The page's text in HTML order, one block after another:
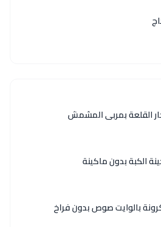
القلعة بمربى المشمش
الكبة بدون ماكينة
بالوايت صوص بدون فراخ